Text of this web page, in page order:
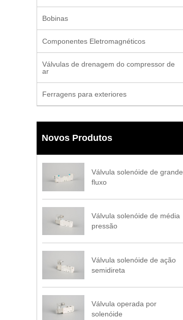
Bobinas
Componentes Eletromagnéticos
Válvulas de drenagem do compressor de
ar
Ferragens para exteriores
Novos Produtos
Válvula solenóide de grande
fluxo
Válvula solenóide de média
pressão
Válvula solenóide de ação
semidireta
Válvula operada por
solenóide